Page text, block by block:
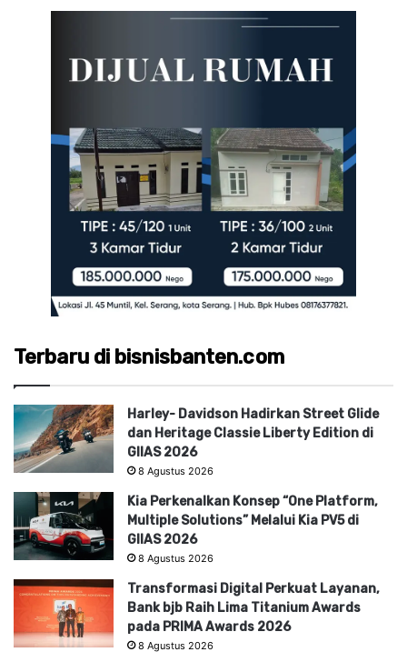
Terbaru di bisnisbanten.com
Harley- Davidson Hadirkan Street Glide
dan Heritage Classie Liberty Edition di
GIIAS 2026
8 Agustus 2026
Kia Perkenalkan Konsep “One Platform,
Multiple Solutions” Melalui Kia PV5 di
GIIAS 2026
8 Agustus 2026
Transformasi Digital Perkuat Layanan,
Bank bjb Raih Lima Titanium Awards
pada PRIMA Awards 2026
8 Agustus 2026